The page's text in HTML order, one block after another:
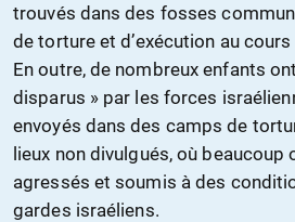
trouvés dans des fosses
de torture et d’exécution au
En outre, de nombreux enfants
disparus » par les forces
envoyés dans des camps de
lieux non divulgués, où beaucoup
agressés et soumis à des
gardes israéliens.